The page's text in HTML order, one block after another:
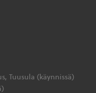
Tuusula (käynnissä)